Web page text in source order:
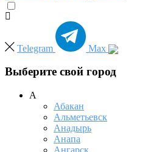
Telegram Max
Выберите свой город
А
Абакан
Альметьевск
Анадырь
Анапа
Ангарск